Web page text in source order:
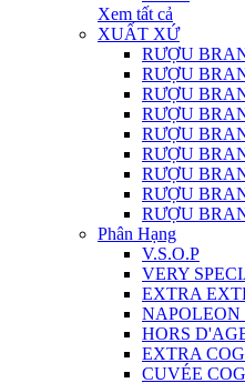
Xem tất cả
XUẤT XỨ
RƯỢU
RƯỢU
RƯỢU
RƯỢU
RƯỢU
RƯỢU
RƯỢU
RƯỢU
RƯỢU
Phân Hạng
V.S.O.P
VERY
EXTRA
NAPOLEON
HORS
EXTRA
CUVÉE